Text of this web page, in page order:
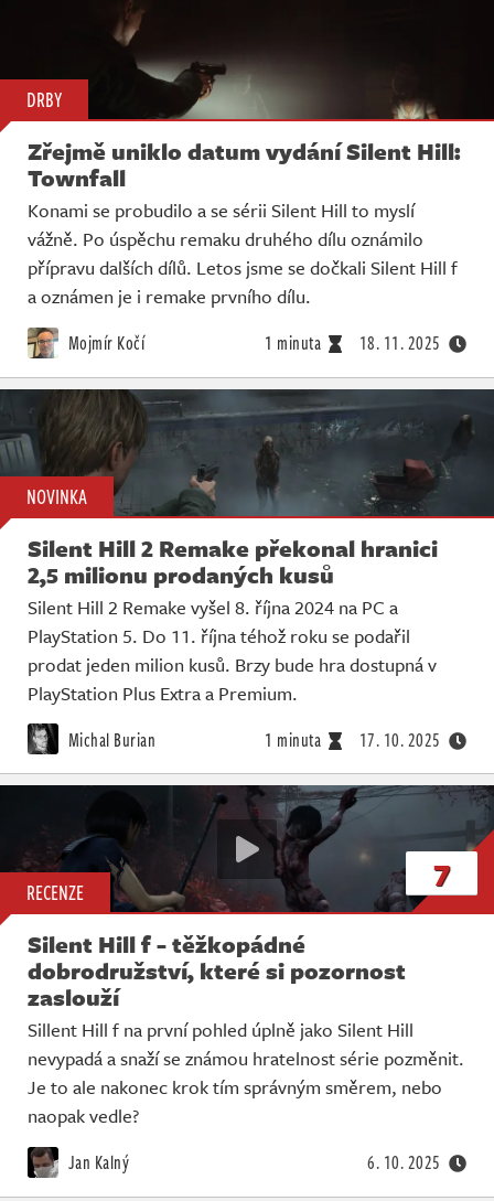
DRBY
Zřejmě uniklo datum vydání Silent Hill:
Townfall
Konami se probudilo a se sérii Silent Hill to myslí
vážně. Po úspěchu remaku druhého dílu oznámilo
přípravu dalších dílů. Letos jsme se dočkali Silent Hill f
a oznámen je i remake prvního dílu.
Mojmír Kočí 1 minuta 18. 11. 2025
NOVINKA
Silent Hill 2 Remake překonal hranici
2,5 milionu prodaných kusů
Silent Hill 2 Remake vyšel 8. října 2024 na PC a
PlayStation 5. Do 11. října téhož roku se podařil
prodat jeden milion kusů. Brzy bude hra dostupná v
PlayStation Plus Extra a Premium.
Michal Burian 1 minuta 17. 10. 2025
RECENZE 7
Silent Hill f - těžkopádné
dobrodružství, které si pozornost
zaslouží
Sillent Hill f na první pohled úplně jako Silent Hill
nevypadá a snaží se známou hratelnost série pozměnit.
Je to ale nakonec krok tím správným směrem, nebo
naopak vedle?
Jan Kalný 6. 10. 2025